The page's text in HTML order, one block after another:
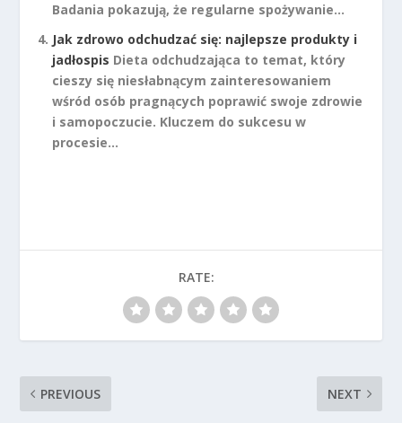
Badania pokazują, że regularne spożywanie...
Jak zdrowo odchudzać się: najlepsze produkty i
jadłospis Dieta odchudzająca to temat, który
cieszy się niesłabnącym zainteresowaniem
wśród osób pragnących poprawić swoje zdrowie
i samopoczucie. Kluczem do sukcesu w
procesie...
RATE:
PREVIOUS NEXT